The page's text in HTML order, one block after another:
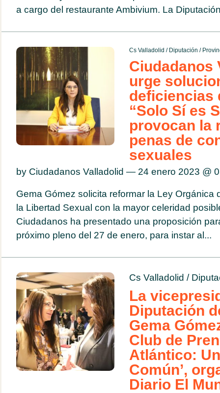
a cargo del restaurante Ambivium. La
Cs Valladolid / Diputación /
Ciudadanos
urge
deficiencias
“Solo Sí es
provocan la
penas de
sexuales
by Ciudadanos Valladolid — 24 enero 2023 @
Gema Gómez solicita reformar la Ley Orgánica
la Libertad Sexual con la mayor celeridad
Ciudadanos ha presentado una proposición
próximo pleno del 27 de enero, para instar al...
Cs Valladolid /
La
Diputación
Gema
Club de
Atlántico:
Común’,
Diario El